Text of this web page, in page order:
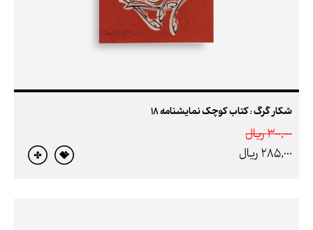
شکار گرگ : کتاب کوچک نمایشنامه 18
300,000 ريال
285,000 ريال